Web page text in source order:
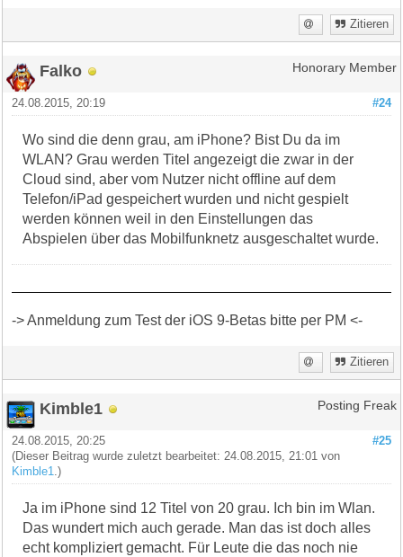
Zitieren
Falko Honorary Member
#24
24.08.2015, 20:19
Wo sind die denn grau, am iPhone? Bist Du da im
WLAN? Grau werden Titel angezeigt die zwar in der
Cloud sind, aber vom Nutzer nicht offline auf dem
Telefon/iPad gespeichert wurden und nicht gespielt
werden können weil in den Einstellungen das
Abspielen über das Mobilfunknetz ausgeschaltet wurde.
-> Anmeldung zum Test der iOS 9-Betas bitte per PM <-
Zitieren
Kimble1 Posting Freak
#25
24.08.2015, 20:25
(Dieser Beitrag wurde zuletzt bearbeitet: 24.08.2015, 21:01 von
Kimble1.)
Ja im iPhone sind 12 Titel von 20 grau. Ich bin im Wlan.
Das wundert mich auch gerade. Man das ist doch alles
echt kompliziert gemacht. Für Leute die das noch nie